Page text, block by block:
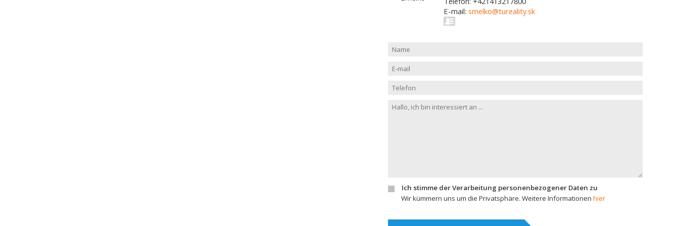
E-mail: smelko@tureality.sk
Ich stimme der Verarbeitung personenbezogener Daten zu
Wir kümmern uns um die Privatsphäre. Weitere Informationen hier